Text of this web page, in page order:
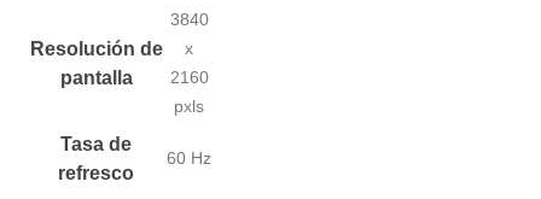
Resolución de
pantalla
3840
x
2160
pxls
Tasa de
refresco
60 Hz